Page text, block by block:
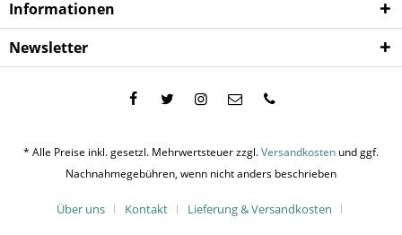
Informationen
Newsletter
* Alle Preise inkl. gesetzl. Mehrwertsteuer zzgl.Versandkosten und ggf.
Nachnahmegebühren, wenn nicht anders beschrieben
Über uns Kontakt
Lieferung & Versandkosten